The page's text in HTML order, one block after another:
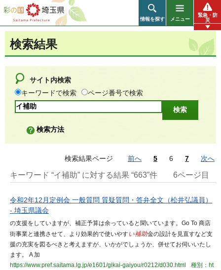
彩の国 埼玉県
情報を探す メニュー
緊急・防
災
検索結果
サイト内検索
キーワードで検索
ページ番号で検索
検索方法
検索結果ページ 前へ 5 6 7 次へ
キーワード “イ補助” に対する結果 “663”件 6ページ目
令和2年12月定例会 一般質問 質疑質問・答弁全文（松井弘議員）
- 埼玉県議会
の支援をしていますが、補正予算は余っていると聞いています。Go To 商店
街事業と連携させて、より効果的で使いやすい補助金の設計を見直すなど支
援の充実を図るべきと考えますが、いかがでしょうか、併せてお伺いいたし
ます。 A 加
https://www.pref.saitama.lg.jp/e1601/gikai-gaiyou/r0212/d030.html
種別：ht